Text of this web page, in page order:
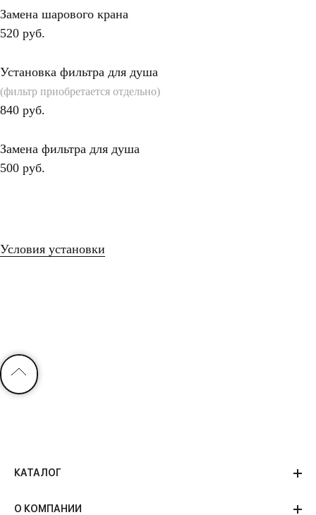
Замена шарового крана
520 руб.
Установка фильтра для душа
(фильтр приобретается отдельно)
840 руб.
Замена фильтра для душа
500 руб.
Условия установки
КАТАЛОГ
О КОМПАНИИ